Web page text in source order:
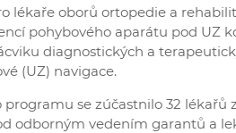
lékaře oborů ortopedie a
pohybového aparátu pod UZ
diagnostických a
(UZ) navigace.
se zúčastnilo 32 lékařů
odborným vedením garantů a